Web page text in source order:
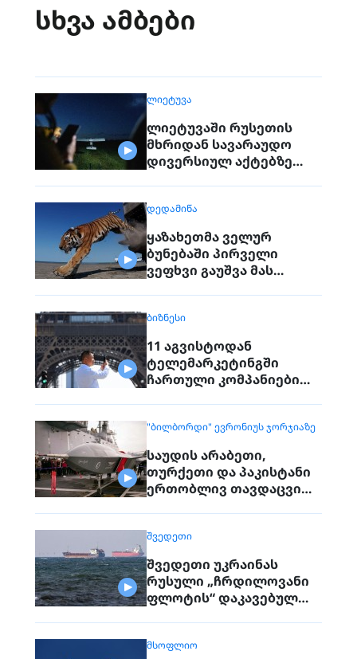
სხვა ამბები
ᲚᲘᲔᲢᲣᲕᲐ
ლიეტუვაში რუსეთის
მხრიდან სავარაუდო
დივერსიულ აქტებზე
ᲓᲔᲓᲐᲛᲘᲬᲐ
ყაზახეთმა ველურ
ბუნებაში პირველი
ვეფხვი გაუშვა მას
გაქრა თურანული ვეფხვი
ᲑᲘᲖᲜᲔᲡᲘ
11 აგვისტოდან
ტელემარკეტინგში
ჩართული კომპანიები
მოქალაქეებს
"ᲑᲘᲚᲑᲝᲠᲓᲘ" ᲔᲕᲠᲝᲜᲘᲣᲡ ᲯᲝᲠᲯᲘᲐᲖᲔ
საუდის არაბეთი,
თურქეთი და პაკისტანი
ერთობლივ თავდაცვით
ᲨᲕᲔᲓᲔᲗᲘ
შვედეთი უკრაინას
რუსული „ჩრდილოვანი
ფლოტის“ დაკავებულ
ᲛᲡᲝᲤᲚᲘᲝ